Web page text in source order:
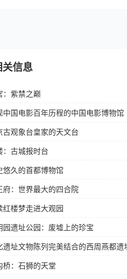
关信息
：紫禁之巅
中国电影百年历程的中国电影博物馆
古观象台皇家的天文台
：古城报时台
悠久的首都博物馆
府：世界最大的四合院
红楼梦走进大观园
园遗址公园：废墟上的珍宝
遗址文物陈列完美结合的西周燕都遗
桥：石狮的天堂